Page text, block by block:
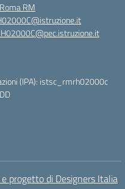
RM
(IPA): istsc_rmrh02000c
e progetto di Designers Italia